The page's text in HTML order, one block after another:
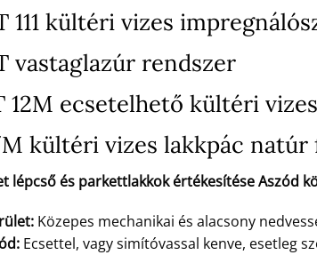
111 kültéri vizes
vastaglazúr rendszer
12M ecsetelhető kültéri
kültéri vizes lakkpác natúr
lépcső és parkettlakkok értékesítése Aszód
Közepes mechanikai és alacsony
Ecsettel, vagy simítóvassal kenve, esetleg